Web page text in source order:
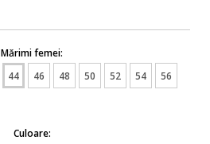
Mărimi femei:
44 46 48 50 52 54 56
Culoare: